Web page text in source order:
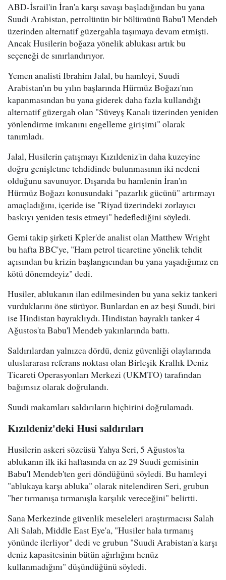
ABD-İsrail'in İran'a karşı savaşı başladığından bu yana
Suudi Arabistan, petrolünün bir bölümünü Babu'l Mendeb
üzerinden alternatif güzergahla taşımaya devam etmişti.
Ancak Husilerin boğaza yönelik ablukası artık bu
seçeneği de sınırlandırıyor.
Yemen analisti Ibrahim Jalal, bu hamleyi, Suudi
Arabistan'ın bu yılın başlarında Hürmüz Boğazı'nın
kapanmasından bu yana giderek daha fazla kullandığı
alternatif güzergah olan "Süveyş Kanalı üzerinden yeniden
yönlendirme imkanını engelleme girişimi" olarak
tanımladı.
Jalal, Husilerin çatışmayı Kızıldeniz'in daha kuzeyine
doğru genişletme tehdidinde bulunmasının iki nedeni
olduğunu savunuyor. Dışarıda bu hamlenin İran'ın
Hürmüz Boğazı konusundaki "pazarlık gücünü" artırmayı
amaçladığını, içeride ise "Riyad üzerindeki zorlayıcı
baskıyı yeniden tesis etmeyi" hedeflediğini söyledi.
Gemi takip şirketi Kpler'de analist olan Matthew Wright
bu hafta BBC'ye, "Ham petrol ticaretine yönelik tehdit
açısından bu krizin başlangıcından bu yana yaşadığımız en
kötü dönemdeyiz" dedi.
Husiler, ablukanın ilan edilmesinden bu yana sekiz tankeri
vurduklarını öne sürüyor. Bunlardan en az beşi Suudi, biri
ise Hindistan bayraklıydı. Hindistan bayraklı tanker 4
Ağustos'ta Babu'l Mendeb yakınlarında battı.
Saldırılardan yalnızca dördü, deniz güvenliği olaylarında
uluslararası referans noktası olan Birleşik Krallık Deniz
Ticareti Operasyonları Merkezi (UKMTO) tarafından
bağımsız olarak doğrulandı.
Suudi makamları saldırıların hiçbirini doğrulamadı.
Kızıldeniz'deki Husi saldırıları
Husilerin askeri sözcüsü Yahya Seri, 5 Ağustos'ta
ablukanın ilk iki haftasında en az 29 Suudi gemisinin
Babu'l Mendeb'ten geri döndüğünü söyledi. Bu hamleyi
"ablukaya karşı abluka" olarak nitelendiren Seri, grubun
"her tırmanışa tırmanışla karşılık vereceğini" belirtti.
Sana Merkezinde güvenlik meseleleri araştırmacısı Salah
Ali Salah, Middle East Eye'a, "Husiler hala tırmanış
yönünde ilerliyor" dedi ve grubun "Suudi Arabistan'a karşı
deniz kapasitesinin bütün ağırlığını henüz
kullanmadığını" düşündüğünü söyledi.